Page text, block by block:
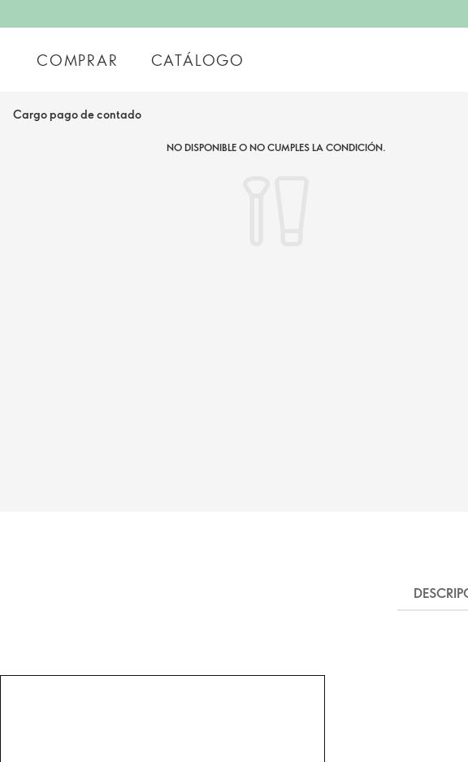
COMPRAR CATÁLOGO
Cargo pago de contado
NO DISPONIBLE O NO CUMPLES LA CONDICIÓN.